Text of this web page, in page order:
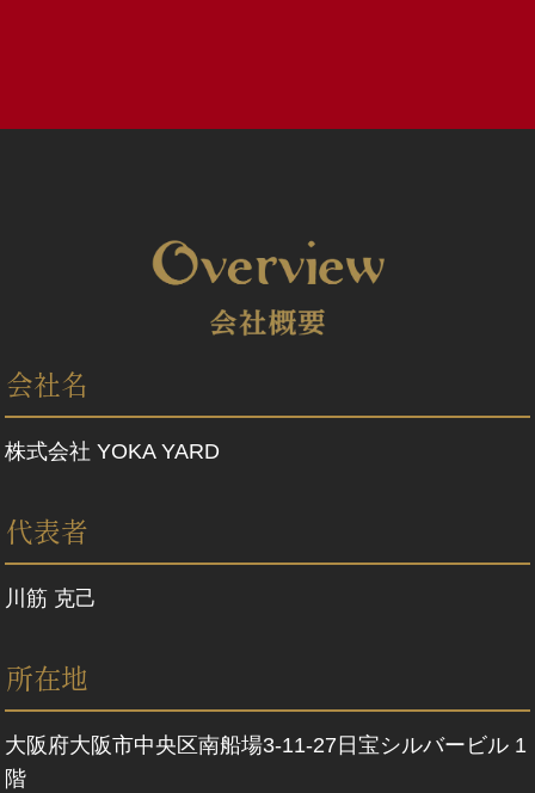
会社名
株式会社 YOKA YARD
代表者
川筋 克己
所在地
大阪府大阪市中央区南船場3-11-27日宝シルバービル 1
階